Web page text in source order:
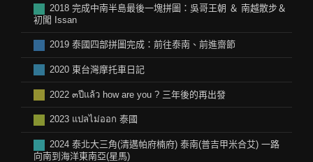
2018 完成中南半島最後一塊拼圖：吳哥王朝 ＆ 南越散步＆
初闖 Issan
2019 泰國四部拼圖完成：前往泰南、前進齋節
2020 東台灣摩托車日記
2022 ๓ปีแล้ว how are you ? 三年後的再出發
2023 แปลไม่ออก 泰國
2024 泰北大三角(清邁帕府楠府) 泰南(普吉甲米合艾) 一路
向南到海洋東南亞(星馬)